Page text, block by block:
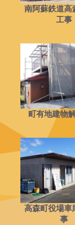
南阿蘇鉄道高
工事
町有地建物
高森町役場車
事